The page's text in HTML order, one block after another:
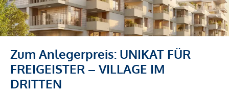
Zum Anlegerpreis: UNIKAT FÜR
FREIGEISTER – VILLAGE IM
DRITTEN